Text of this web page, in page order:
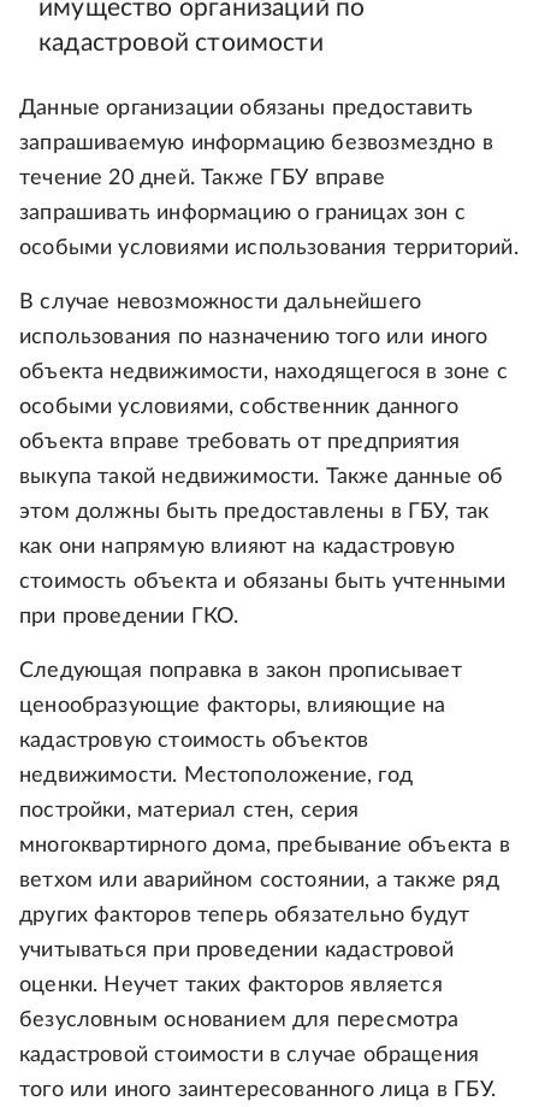
имущество организаций по
кадастровой стоимости
Данные организации обязаны предоставить
запрашиваемую информацию безвозмездно в
течение 20 дней. Также ГБУ вправе
запрашивать информацию о границах зон с
особыми условиями использования территорий.
В случае невозможности дальнейшего
использования по назначению того или иного
объекта недвижимости, находящегося в зоне с
особыми условиями, собственник данного
объекта вправе требовать от предприятия
выкупа такой недвижимости. Также данные об
этом должны быть предоставлены в ГБУ, так
как они напрямую влияют на кадастровую
стоимость объекта и обязаны быть учтенными
при проведении ГКО.
Следующая поправка в закон прописывает
ценообразующие факторы, влияющие на
кадастровую стоимость объектов
недвижимости. Местоположение, год
постройки, материал стен, серия
многоквартирного дома, пребывание объекта в
ветхом или аварийном состоянии, а также ряд
других факторов теперь обязательно будут
учитываться при проведении кадастровой
оценки. Неучет таких факторов является
безусловным основанием для пересмотра
кадастровой стоимости в случае обращения
того или иного заинтересованного лица в ГБУ.